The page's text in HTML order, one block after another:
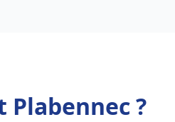
Plabennec ?